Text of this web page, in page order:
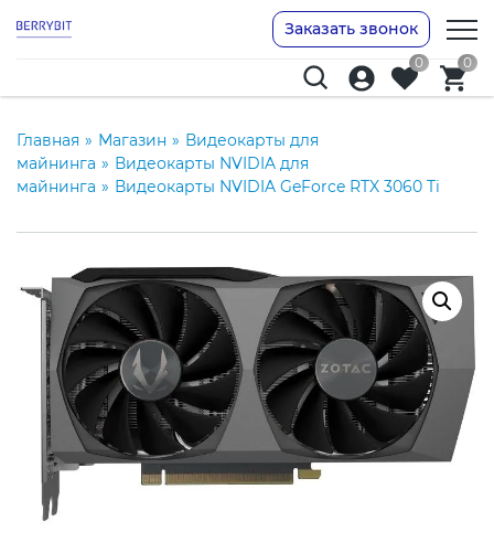
Заказать звонок
0 0
Главная » Магазин » Видеокарты для
майнинга » Видеокарты NVIDIA для
майнинга » Видеокарты NVIDIA GeForce RTX 3060 Ti